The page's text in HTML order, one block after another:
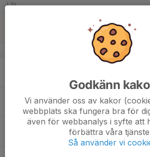
Lör
v.34
17:00
18:30
Träning 17-18.30
Mossens IP
Godkänn
Vi använder oss av kakor
webbplats ska fungera bra för
även för webbanalys i syfte att
förbättra våra
Så använder vi